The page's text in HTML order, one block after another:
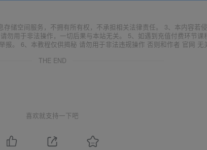
储空间服务，不拥有所有权，不承担相关法律责任。 3、本内容若
勿用于非法操作，一切后果与本站无关。 5、如遇到充值付费环节
。 6、本教程仅供揭秘 请勿用于非法违规操作 否则和作者 官网 无
THE END
喜欢就支持一下吧